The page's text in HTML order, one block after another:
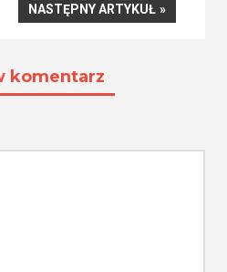
NASTĘPNY
NASTĘPNY ARTYKUŁ
komentarz